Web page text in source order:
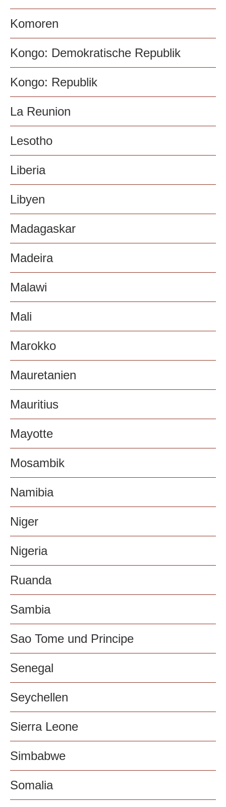
Komoren
Kongo: Demokratische Republik
Kongo: Republik
La Reunion
Lesotho
Liberia
Libyen
Madagaskar
Madeira
Malawi
Mali
Marokko
Mauretanien
Mauritius
Mayotte
Mosambik
Namibia
Niger
Nigeria
Ruanda
Sambia
Sao Tome und Principe
Senegal
Seychellen
Sierra Leone
Simbabwe
Somalia